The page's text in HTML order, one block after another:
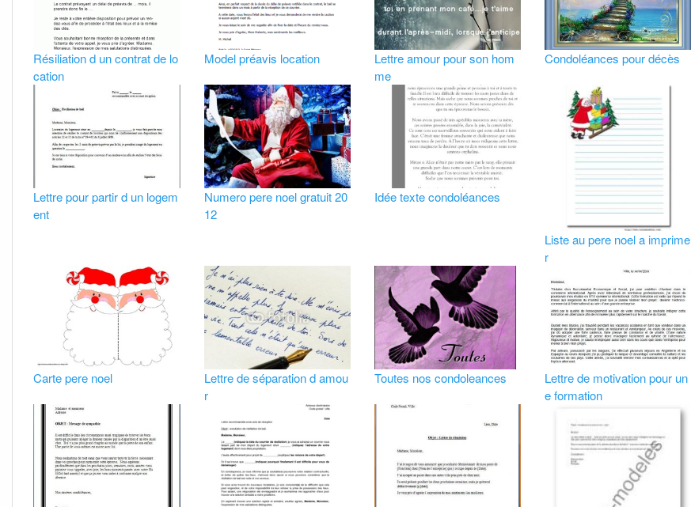
Résiliation d un contrat de lo
cation
Model préavis location
Lettre amour pour son hom
me
Condoléances pour décès
Lettre pour partir d un logem
ent
Numero pere noel gratuit 20
12
Idée texte condoléances
Liste au pere noel a imprime
r
Carte pere noel
Lettre de séparation d amou
r
Toutes nos condoleances
Lettre de motivation pour un
e formation